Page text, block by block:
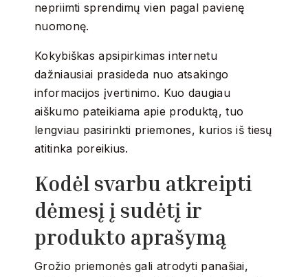
nepriimti sprendimų vien pagal pavienę
nuomonę.
Kokybiškas apsipirkimas internetu
dažniausiai prasideda nuo atsakingo
informacijos įvertinimo. Kuo daugiau
aiškumo pateikiama apie produktą, tuo
lengviau pasirinkti priemones, kurios iš tiesų
atitinka poreikius.
Kodėl svarbu atkreipti
dėmesį į sudėtį ir
produkto aprašymą
Grožio priemonės gali atrodyti panašiai,